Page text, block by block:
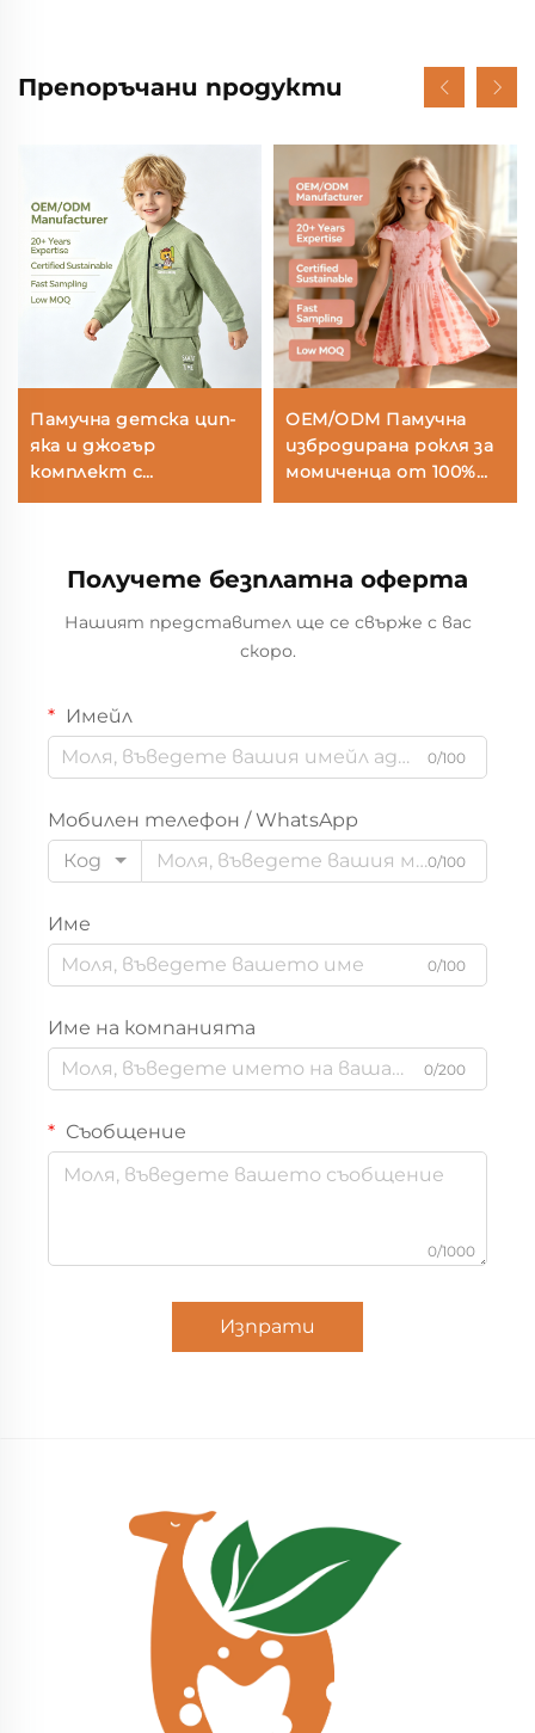
Препоръчани продукти
Памучна детска цип-
яка и джогър
комплект с
персонализиран лого |
боядисани с
и ODM
OEM/ODM Памучна
избродирана рокля за
момиченца от 100%
памук с гънки,
растителни бои в
рокля за най-малките
с ръкави „флатър“ и
търговия на едро
Получете безплатна оферта
Нашият представител ще се свърже с вас
скоро.
Имейл
0/100
Мобилен телефон / WhatsApp
Код
0/100
Име
0/100
Име на компанията
0/200
Съобщение
0/1000
Изпрати